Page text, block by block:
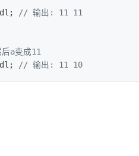
; // 输出: 11 11
a变成11
; // 输出: 11 10